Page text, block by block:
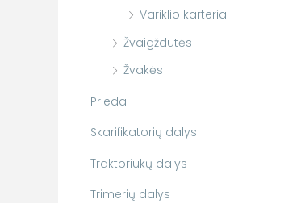
Variklio karteriai
Žvaigždutės
Žvakės
Priedai
Skarifikatorių dalys
Traktoriukų dalys
Trimerių dalys